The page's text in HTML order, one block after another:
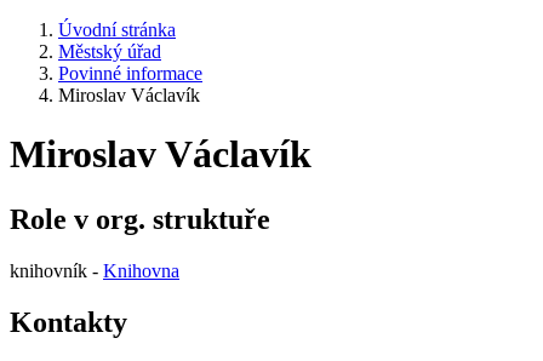
Úvodní stránka
Městský úřad
Povinné informace
Miroslav Václavík
Miroslav Václavík
Role v org. struktuře
knihovník - Knihovna
Kontakty